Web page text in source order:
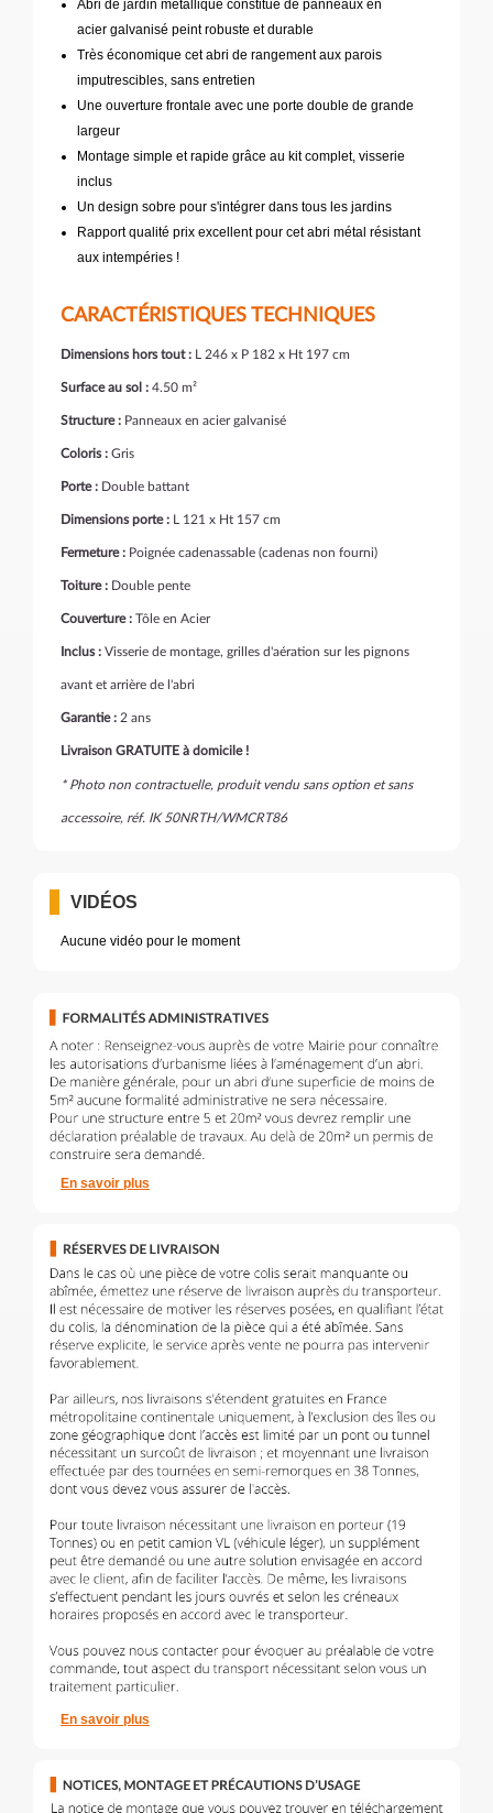
Abri de jardin métallique constitué de panneaux en
acier galvanisé peint robuste et durable
Très économique cet abri de rangement aux parois
imputrescibles, sans entretien
Une ouverture frontale avec une porte double de grande
largeur
Montage simple et rapide grâce au kit complet, visserie
inclus
Un design sobre pour s'intégrer dans tous les jardins
Rapport qualité prix excellent pour cet abri métal résistant
aux intempéries !
CARACTÉRISTIQUES TECHNIQUES
Dimensions hors tout: L 246 x P 182 x Ht 197 cm
Surface au sol : 4.50 m²
Structure : Panneaux en acier galvanisé
Coloris : Gris
Porte : Double battant
Dimensions porte : L 121 x Ht 157 cm
Fermeture : Poignée cadenassable (cadenas non fourni)
Toiture : Double pente
Couverture : Tôle en Acier
Inclus : Visserie de montage, grilles d'aération sur les pignons
avant et arrière de l'abri
Garantie : 2 ans
Livraison GRATUITE à domicile !
* Photo non contractuelle, produit vendu sans option et sans
accessoire, réf. IK 50NRTH/WMCRT86
VIDÉOS
Aucune vidéo pour le moment
En savoir plus
En savoir plus